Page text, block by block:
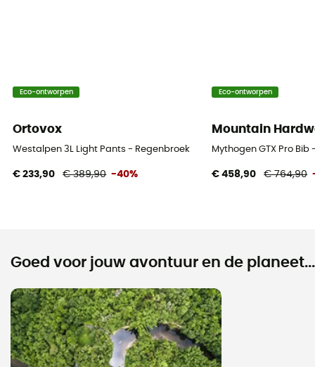
Eco-ontworpen
Ortovox
Westalpen 3L Light Pants - Regenbroek
€ 233,90 € 389,90 -40%
Eco-ontworpen
Mountain
Mythogen GTX Pro
€ 458,90 € 764,90
Goed voor jouw avontuur en de planeet...